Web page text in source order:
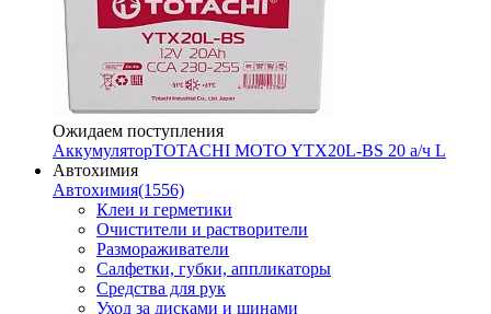
Ожидаем поступления
АккумуляторTOTACHI MOTO YTX20L-BS 20 а/ч L
Автохимия
Автохимия(1556)
Клеи и герметики
Очистители и растворители
Размораживатели
Салфетки, губки, аппликаторы
Средства для рук
Уход за дисками и шинами